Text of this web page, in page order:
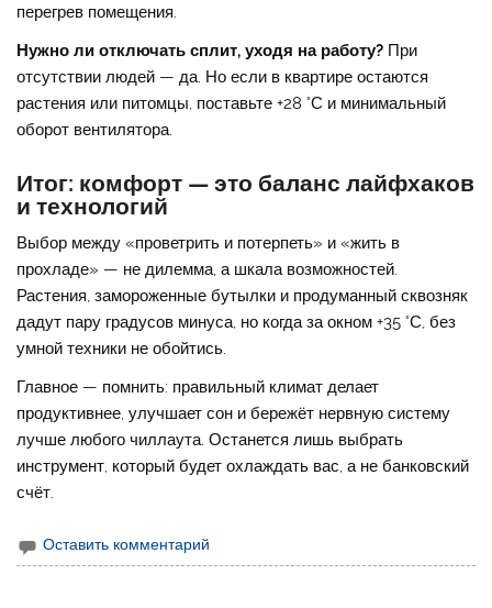
перегрев помещения.
Нужно ли отключать сплит, уходя на работу? При
отсутствии людей — да. Но если в квартире остаются
растения или питомцы, поставьте +28 °С и минимальный
оборот вентилятора.
Итог: комфорт — это баланс лайфхаков
и технологий
Выбор между «проветрить и потерпеть» и «жить в
прохладе» — не дилемма, а шкала возможностей.
Растения, замороженные бутылки и продуманный сквозняк
дадут пару градусов минуса, но когда за окном +35 °С, без
умной техники не обойтись.
Главное — помнить: правильный климат делает
продуктивнее, улучшает сон и бережёт нервную систему
лучше любого чиллаута. Останется лишь выбрать
инструмент, который будет охлаждать вас, а не банковский
счёт.
Оставить комментарий